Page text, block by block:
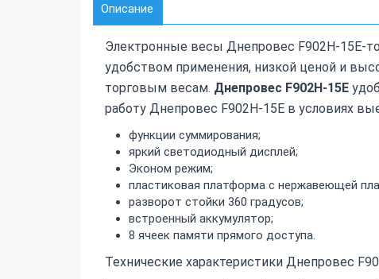
Описание
Электронные весы Днепровес F902H-15E-
удобством применения, низкой ценой и
торговым весам. Днепровес F902H-15E
работу Днепровес F902H-15E в условиях
функции суммирования;
яркий светодиодный дисплей;
Эконом режим;
пластиковая платформа с нержавеющей
разворот стойки 360 градусов;
встроенный аккумулятор;
8 ячеек памяти прямого доступа.
Технические характеристики Днепровес